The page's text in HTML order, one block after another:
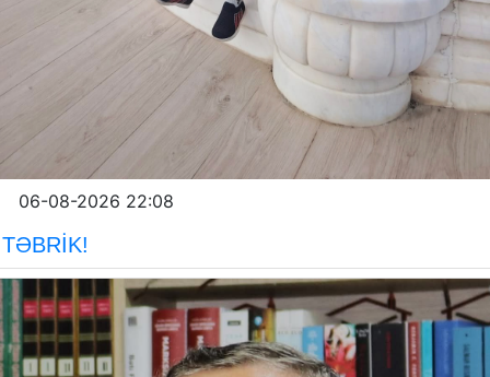
06-08-2026 22:08
TƏBRİK!